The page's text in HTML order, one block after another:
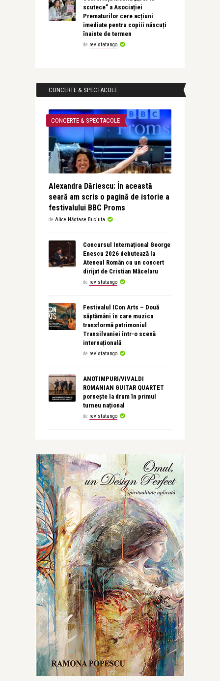
scutece” a Asociației
Prematurilor cere acțiuni
imediate pentru copiii născuți
înainte de termen
de revistatango
CONCERTE & SPECTACOLE
CONCERTE & SPECTACOLE
Alexandra Dăriescu: În această
seară am scris o pagină de istorie a
festivalului BBC Proms
de Alice Năstase Buciuta
Concursul Internațional George
Enescu 2026 debutează la
Ateneul Român cu un concert
dirijat de Cristian Măcelaru
de revistatango
Festivalul ICon Arts – Două
săptămâni în care muzica
transformă patrimoniul
Transilvaniei într-o scenă
internațională
de revistatango
ANOTIMPURI/VIVALDI
ROMANIAN GUITAR QUARTET
pornește la drum în primul
turneu național
de revistatango